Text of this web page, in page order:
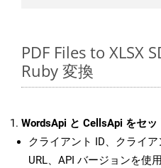
PDF Files to XLSX
Ruby 変換
WordsApi と CellsApi をセッ
クライアント ID、クライ
URL、API バージョンを使用